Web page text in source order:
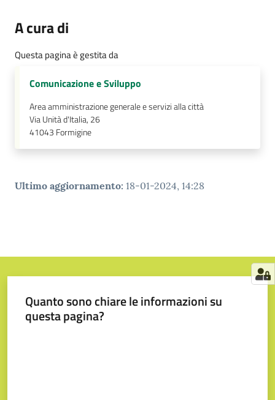
A cura di
Questa pagina è gestita da
Comunicazione e Sviluppo
Area amministrazione generale e servizi alla città
Via Unità d'Italia, 26
41043 Formigine
Ultimo aggiornamento: 18-01-2024, 14:28
Quanto sono chiare le informazioni su
questa pagina?